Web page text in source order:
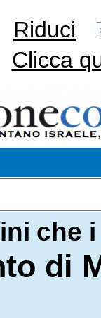
Riduci
Clicca
che
di